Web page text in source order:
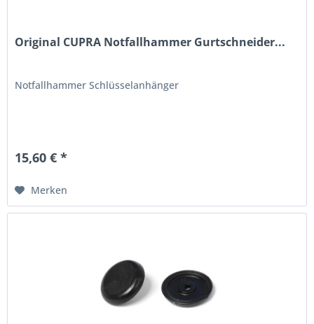
Original CUPRA Notfallhammer Gurtschneider...
Notfallhammer Schlüsselanhänger
15,60 € *
Merken